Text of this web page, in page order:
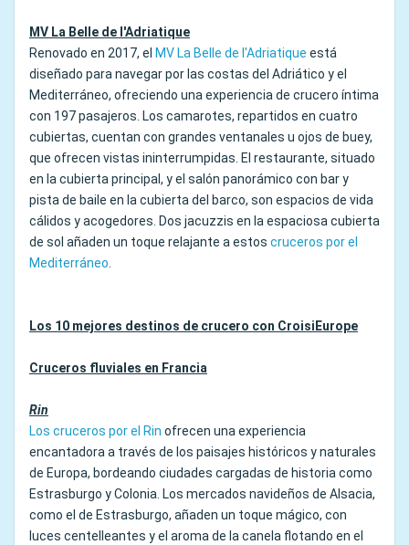
MV La Belle de l'Adriatique
Renovado en 2017, el MV La Belle de l'Adriatique está
diseñado para navegar por las costas del Adriático y el
Mediterráneo, ofreciendo una experiencia de crucero íntima
con 197 pasajeros. Los camarotes, repartidos en cuatro
cubiertas, cuentan con grandes ventanales u ojos de buey,
que ofrecen vistas ininterrumpidas. El restaurante, situado
en la cubierta principal, y el salón panorámico con bar y
pista de baile en la cubierta del barco, son espacios de vida
cálidos y acogedores. Dos jacuzzis en la espaciosa cubierta
de sol añaden un toque relajante a estos cruceros por el
Mediterráneo.
Los 10 mejores destinos de crucero con CroisiEurope
Cruceros fluviales en Francia
Rin
Los cruceros por el Rin ofrecen una experiencia
encantadora a través de los paisajes históricos y naturales
de Europa, bordeando ciudades cargadas de historia como
Estrasburgo y Colonia. Los mercados navideños de Alsacia,
como el de Estrasburgo, añaden un toque mágico, con
luces centelleantes y el aroma de la canela flotando en el